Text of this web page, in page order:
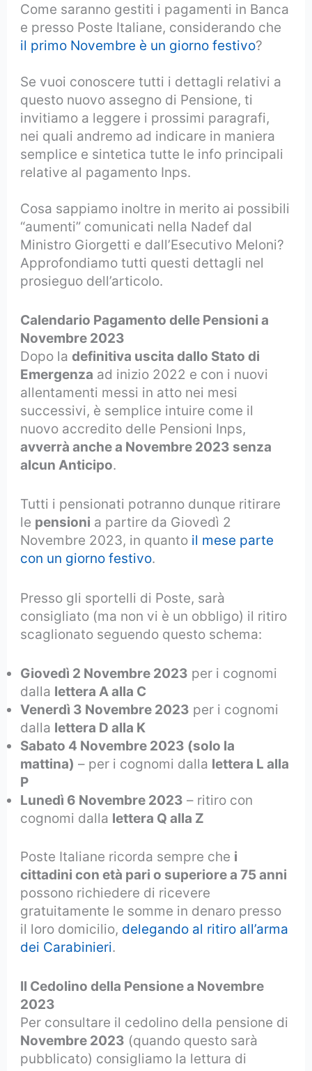
Come saranno gestiti i pagamenti in Banca
e presso Poste Italiane, considerando che
il primo Novembre è un giorno festivo?
Se vuoi conoscere tutti i dettagli relativi a
questo nuovo assegno di Pensione, ti
invitiamo a leggere i prossimi paragrafi,
nei quali andremo ad indicare in maniera
semplice e sintetica tutte le info principali
relative al pagamento Inps.
Cosa sappiamo inoltre in merito ai possibili
“aumenti” comunicati nella Nadef dal
Ministro Giorgetti e dall’Esecutivo Meloni?
Approfondiamo tutti questi dettagli nel
prosieguo dell’articolo.
Calendario Pagamento delle Pensioni a
Novembre 2023
Dopo ladefinitiva uscita dallo Stato di
Emergenza ad inizio 2022 e con i nuovi
allentamenti messi in atto nei mesi
successivi, è semplice intuire come il
nuovo accredito delle Pensioni Inps,
avverrà anche a Novembre 2023 senza
alcun Anticipo.
Tutti i pensionati potranno dunque ritirare
le pensioni a partire da Giovedì 2
Novembre 2023, in quanto il mese parte
con un giorno festivo.
Presso gli sportelli di Poste, sarà
consigliato (ma non vi è un obbligo) il ritiro
scaglionato seguendo questo schema:
Giovedì 2 Novembre 2023 per i cognomi
dalla lettera A alla C
Venerdì 3 Novembre 2023 per i cognomi
dalla lettera D alla K
Sabato 4 Novembre 2023 (solo la
mattina) – per i cognomi dalla lettera L alla
P
Lunedì 6 Novembre 2023 – ritiro con
cognomi dalla lettera Q alla Z
Poste Italiane ricorda sempre che i
cittadini con età pari o superiore a 75 anni
possono richiedere di ricevere
gratuitamente le somme in denaro presso
il loro domicilio, delegando al ritiro all’arma
dei Carabinieri.
Il Cedolino della Pensione a Novembre
2023
Per consultare il cedolino della pensione di
Novembre 2023 (quando questo sarà
pubblicato) consigliamo la lettura di